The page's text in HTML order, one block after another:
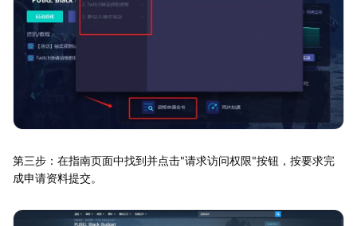
第三步：在指南页面中找到并点击"请求访问权限"按钮，按要求完
成申请资料提交。